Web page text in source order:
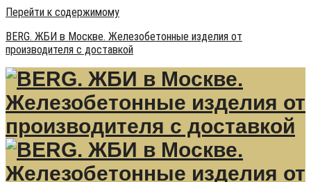
Перейти к содержимому
BERG. ЖБИ в Москве. Железобетонные изделия от
производителя с доставкой